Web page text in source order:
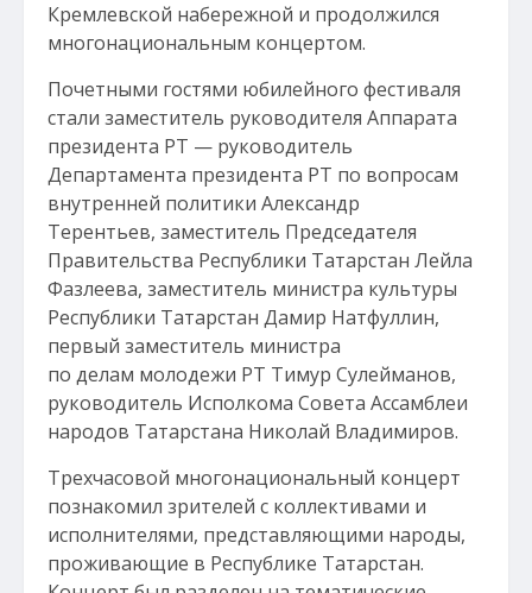
Кремлевской набережной и продолжился
многонациональным концертом.
Почетными гостями юбилейного фестиваля
стали заместитель руководителя Аппарата
президента РТ — руководитель
Департамента президента РТ по вопросам
внутренней политики Александр
Терентьев, заместитель Председателя
Правительства Республики Татарстан Лейла
Фазлеева, заместитель министра культуры
Республики Татарстан Дамир Натфуллин,
первый заместитель министра
по делам молодежи РТ Тимур Сулейманов,
руководитель Исполкома Совета Ассамблеи
народов Татарстана Николай Владимиров.
Трехчасовой многонациональный концерт
познакомил зрителей с коллективами и
исполнителями, представляющими народы,
проживающие в Республике Татарстан.